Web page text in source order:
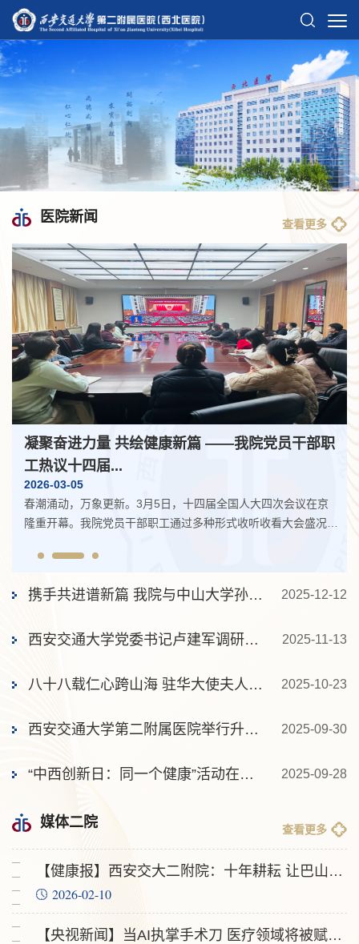
医院新闻 查看更多
凝心聚力担使命 骐骥驰骋启新程——西安交大二
附院隆重召开20...
2026-02-10
2026年2月9日下午，西安交通大学第二附属医院2025年度领导
班子和校管干部述职述廉暨总结表彰大会在南院大礼堂庄重召
委书记刘昌，党委副书记、院长张蓬勃，党委副书记、纪委书记
明、郭卉、种铁，离退休老干部、中层干部、护士长、各级人大
等300余人...
携手共进谱新篇 我院与中山大学孙逸仙纪念医院缔结姐妹医院 2025-12-12
西安交通大学党委书记卢建军调研我院医疗人才飞地 2025-11-13
八十八载仁心跨山海 驻华大使夫人走进西安交大二附院共话国际... 2025-10-23
西安交通大学第二附属医院举行升旗仪式庆祝新中国成立76周年... 2025-09-30
“中西创新日：同一个健康”活动在西班牙马德里成功举办，院... 2025-09-28
媒体二院 查看更多
【健康报】西安交大二附院：十年耕耘 让巴山旧貌换新颜
2026-02-10
【央视新闻】当AI执掌手术刀 医疗领域将被赋予哪些机遇与挑战？